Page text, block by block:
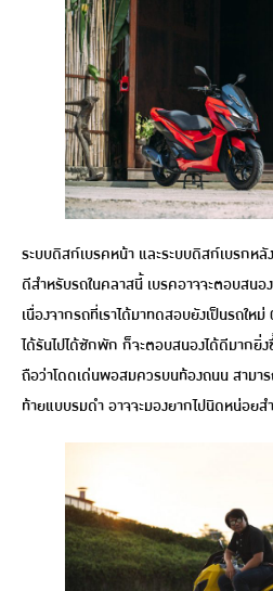
ระบบดิสก์เบรคหน้า และระบบดิสก์เบรกห
ดีสำหรับรถในคลาสนี้ เบรคอาจจะตอบสนอ
เนื่องจากรถที่เราได้มาทดสอบยังเป็นรถให
ได้รันไปได้ซักพัก ก็จะตอบสนองได้ดีมากยิ่ง
ถือว่าโดดเด่นพอสมควรบนท้องถนน สามา
ท้ายแบบรมดำ อาจจะมองยากไปนิดหน่อยส